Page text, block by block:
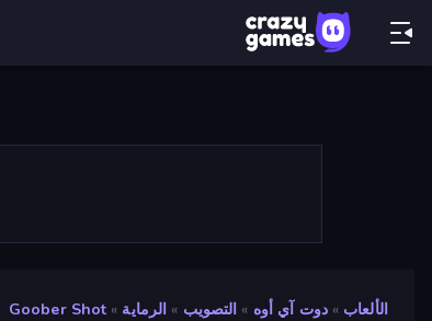
الألعاب » دوت آي أوه » التصويب » الرماية »
Goober Shot